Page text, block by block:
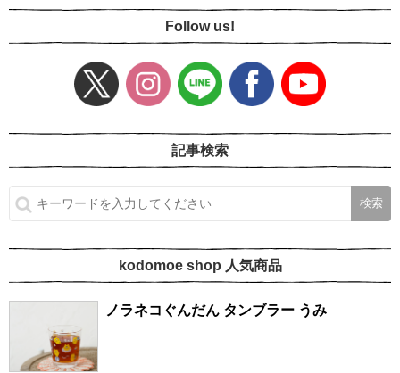
Follow us!
記事検索
kodomoe shop 人気商品
ノラネコぐんだん タンブラー うみ